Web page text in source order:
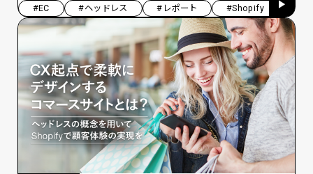
#EC #ヘッドレス #レポート #Shopify